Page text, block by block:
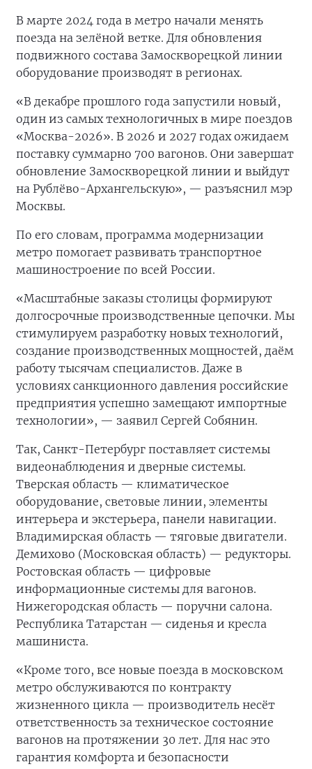
В марте 2024 года в метро начали менять
поезда на зелёной ветке. Для обновления
подвижного состава Замоскворецкой линии
оборудование производят в регионах.
«В декабре прошлого года запустили новый,
один из самых технологичных в мире поездов
«Москва-2026». В 2026 и 2027 годах ожидаем
поставку суммарно 700 вагонов. Они завершат
обновление Замоскворецкой линии и выйдут
на Рублёво-Архангельскую», — разъяснил мэр
Москвы.
По его словам, программа модернизации
метро помогает развивать транспортное
машиностроение по всей России.
«Масштабные заказы столицы формируют
долгосрочные производственные цепочки. Мы
стимулируем разработку новых технологий,
создание производственных мощностей, даём
работу тысячам специалистов. Даже в
условиях санкционного давления российские
предприятия успешно замещают импортные
технологии», — заявил Сергей Собянин.
Так, Санкт-Петербург поставляет системы
видеонаблюдения и дверные системы.
Тверская область — климатическое
оборудование, световые линии, элементы
интерьера и экстерьера, панели навигации.
Владимирская область — тяговые двигатели.
Демихово (Московская область) — редукторы.
Ростовская область — цифровые
информационные системы для вагонов.
Нижегородская область — поручни салона.
Республика Татарстан — сиденья и кресла
машиниста.
«Кроме того, все новые поезда в московском
метро обслуживаются по контракту
жизненного цикла — производитель несёт
ответственность за техническое состояние
вагонов на протяжении 30 лет. Для нас это
гарантия комфорта и безопасности